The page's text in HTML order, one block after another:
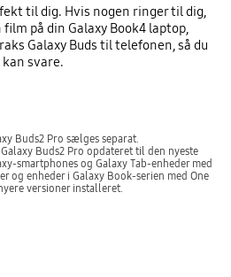
til dig. Hvis nogen ringer til dig,
på din Galaxy Book4 laptop,
Galaxy Buds til telefonen, så du
kan svare.
Buds2 Pro sælges separat.
Buds2 Pro opdateret til den nyeste
smartphones og Galaxy Tab-enheder med
og enheder i Galaxy Book-serien med One
versioner installeret.